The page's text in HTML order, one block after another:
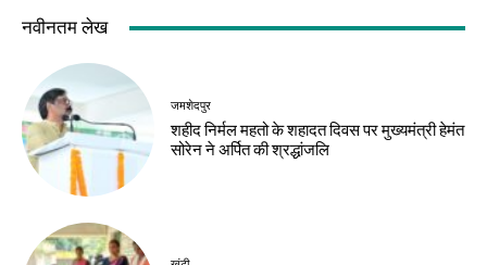
नवीनतम लेख
जमशेदपुर
शहीद निर्मल महतो के शहादत दिवस पर मुख्यमंत्री हेमंत
सोरेन ने अर्पित की श्रद्धांजलि